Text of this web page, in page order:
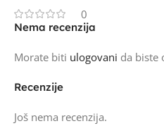
0
Recenzije
Još nema recenzija.
Nema recenzija
Morate biti ulogovani da biste